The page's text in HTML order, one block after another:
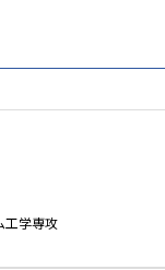
工学専攻